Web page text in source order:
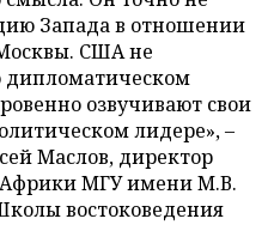
Запада в отношении
США не
дипломатическом
озвучивают свои
лидере», –
Маслов, директор
Африки МГУ имени М.В.
востоковедения